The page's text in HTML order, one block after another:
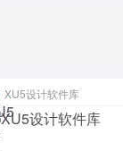
XU5设计软件库